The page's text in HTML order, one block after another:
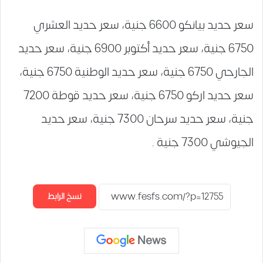
سعر حديد بيانكو 6600 جنية، سعر حديد العشري
6750 جنية، سعر حديد أكتوبر 6900 جنية، سعر حديد
الجارحي 6750 جنية، سعر حديد الوطنية 6750 جنية،
سعر حديد اركو 6750 جنية، سعر حديد قوطة 7200
جنية، سعر حديد سرحان 7300 جنية، سعر حديد
الجيوشي 7300 جنية .
نسخ الرابط